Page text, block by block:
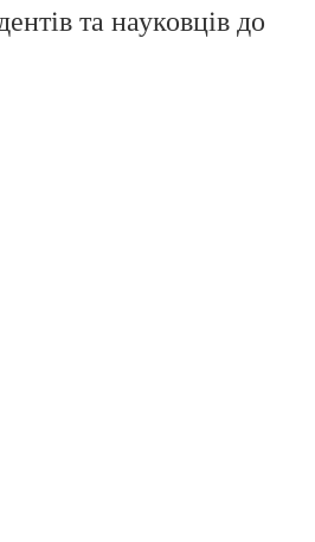
та науковців до